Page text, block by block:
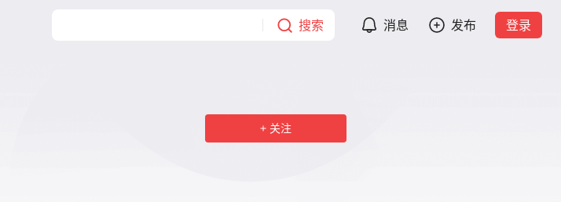
搜索 消息 发布 登录
关注